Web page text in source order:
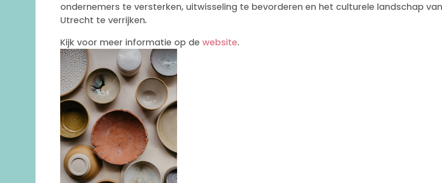
ondernemers te versterken, uitwisseling te bevorderen en het culturele landschap van
Utrecht te verrijken.
Kijk voor meer informatie op de website.